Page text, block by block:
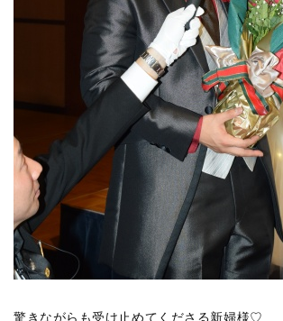
驚きながらも受け止めてくださる新婦様♡